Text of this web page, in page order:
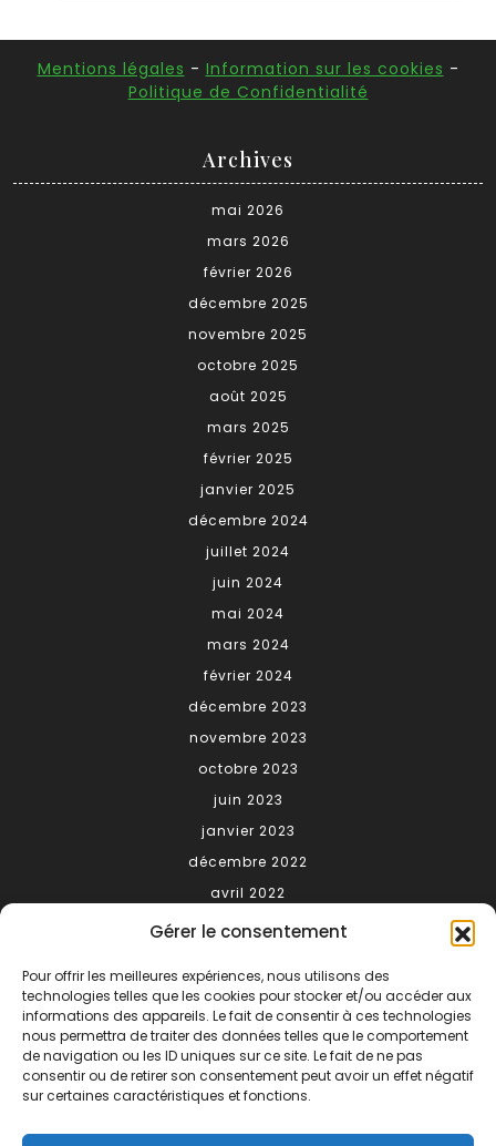
Gérer le consentement
Pour offrir les meilleures expériences, nous utilisons des
technologies telles que les cookies pour stocker et/ou accéder aux
informations des appareils. Le fait de consentir à ces technologies
nous permettra de traiter des données telles que le comportement
de navigation ou les ID uniques sur ce site. Le fait de ne pas
consentir ou de retirer son consentement peut avoir un effet négatif
sur certaines caractéristiques et fonctions.
Mentions légales - Information sur les cookies -
Politique de Confidentialité
Archives
mai 2026
mars 2026
février 2026
décembre 2025
novembre 2025
octobre 2025
août 2025
mars 2025
février 2025
janvier 2025
décembre 2024
juillet 2024
juin 2024
mai 2024
mars 2024
février 2024
décembre 2023
novembre 2023
octobre 2023
juin 2023
janvier 2023
décembre 2022
avril 2022
Connexion
Categories
conseils
gastronomie